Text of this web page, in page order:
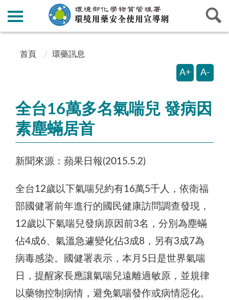
:::
:::
首頁 環藥訊息
A+ A-
全台16萬多名氣喘兒 發病因
素塵蟎居首
新聞來源：蘋果日報(2015.5.2)
全台12歲以下氣喘兒約有16萬5千人，依衛福
部國健署前年進行的國民健康訪問調查發現，
12歲以下氣喘兒發病原因前3名，分別為塵蟎
佔4成6、氣溫急遽變化佔3成8，另有3成7為
病毒感染。國健署表示，本月5日是世界氣喘
日，提醒家長應讓氣喘兒遠離過敏原，並規律
以藥物控制病情，避免氣喘發作或病情惡化。